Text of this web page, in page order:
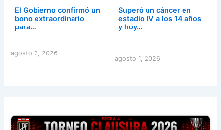
El Gobierno confirmó un
bono extraordinario
para…
agosto 3, 2026
Superó un cáncer en
estadio IV a los 14 años
y hoy…
agosto 1, 2026